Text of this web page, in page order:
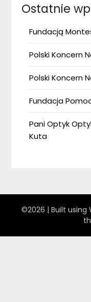
Ostatnie
Fundacją
Polski Koncern
Polski Koncern
Fundacja
Pani Optyk
Kuta
©2026 | Built using